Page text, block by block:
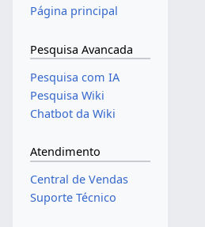
Página principal
Pesquisa Avancada
Pesquisa com IA
Pesquisa Wiki
Chatbot da Wiki
Atendimento
Central de Vendas
Suporte Técnico